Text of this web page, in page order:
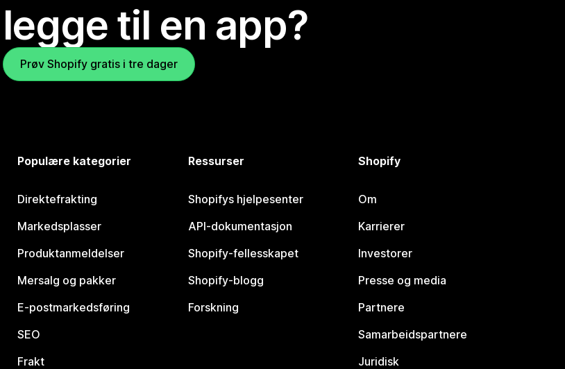
til en app?
Prøv Shopify gratis i tre dager
Populære kategorier
Direktefrakting
Markedsplasser
Produktanmeldelser
Mersalg og pakker
E-postmarkedsføring
SEO
Frakt
Ressurser
Shopifys hjelpesenter
API-dokumentasjon
Shopify-fellesskapet
Shopify-blogg
Forskning
Shopify
Om
Karrierer
Investorer
Presse og media
Partnere
Samarbeidspartnere
Juridisk